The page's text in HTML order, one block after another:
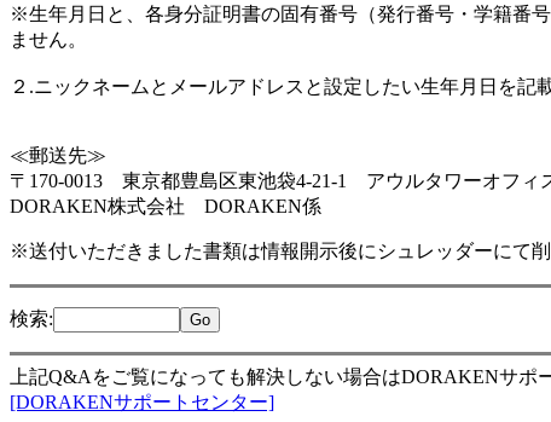
※生年月日と、各身分証明書の固有番号（発行番号・学籍番
ません。
２.ニックネームとメールアドレスと設定したい生年月日を記
≪郵送先≫
〒170-0013 東京都豊島区東池袋4-21-1 アウルタワーオフィ
DORAKEN株式会社 DORAKEN係
※送付いただきました書類は情報開示後にシュレッダーにて
検索:
上記Q&Aをご覧になっても解決しない場合はDORAKENサポ
[DORAKENサポートセンター]